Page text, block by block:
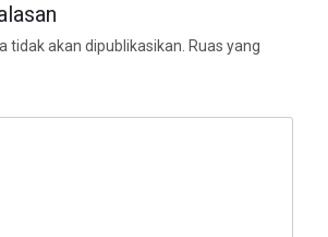
tidak akan dipublikasikan. Ruas yang